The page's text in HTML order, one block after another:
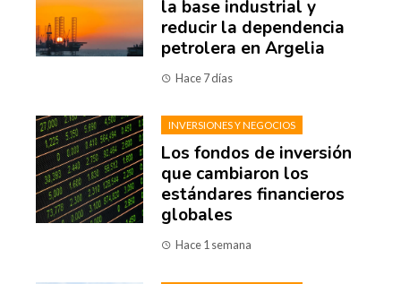
la base industrial y
reducir la dependencia
petrolera en Argelia
Hace 7 días
INVERSIONES Y NEGOCIOS
Los fondos de inversión
que cambiaron los
estándares financieros
globales
Hace 1 semana